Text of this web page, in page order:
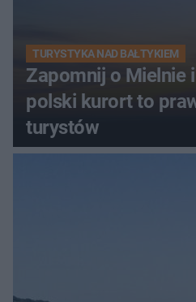
TURYSTYKA NAD BAŁTYKIEM
Zapomnij o Mielnie
polski kurort to
turystów